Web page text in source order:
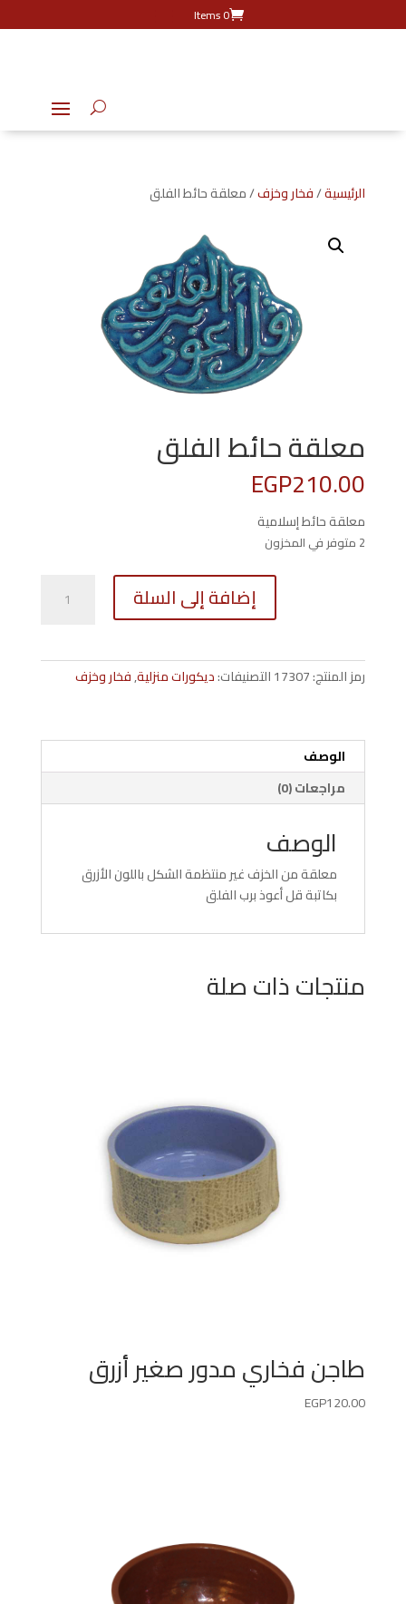
0 Items
الرئيسية/فخار وخزف/ معلقة حائط الفلق
معلقة حائط الفلق
EGP210.00
معلقة حائط إسلامية
2 متوفر في المخزون
معلقة
إضافة إلى السلة
رمز المنتج:17307التصنيفات:ديكورات منزلية,فخار وخزف
الوصف
مراجعات (0)
الوصف
معلقة من الخزف غير منتظمة الشكل باللون الأزرق
بكاتبة قل أعوذ برب الفلق
منتجات ذات صلة
طاجن فخاري مدور صغير أزرق
EGP120.00